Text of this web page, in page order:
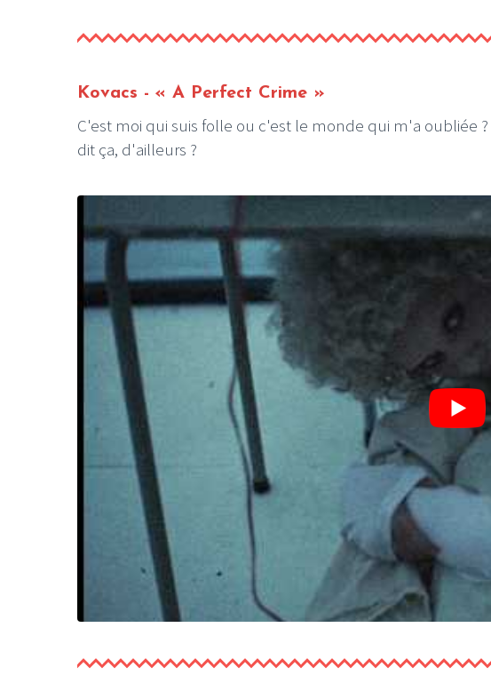
Kovacs - « A Perfect Crime »
C'est moi qui suis folle ou c'est le monde qui m'a oubliée
dit ça, d'ailleurs ?
LE GROS RIFFIFI
LE GROS RIFFIFI –
Christmas Riffifi 2025 !!!
LE GROS RIFFIFI
LE GROS RIFFIFI
The Covers !!!